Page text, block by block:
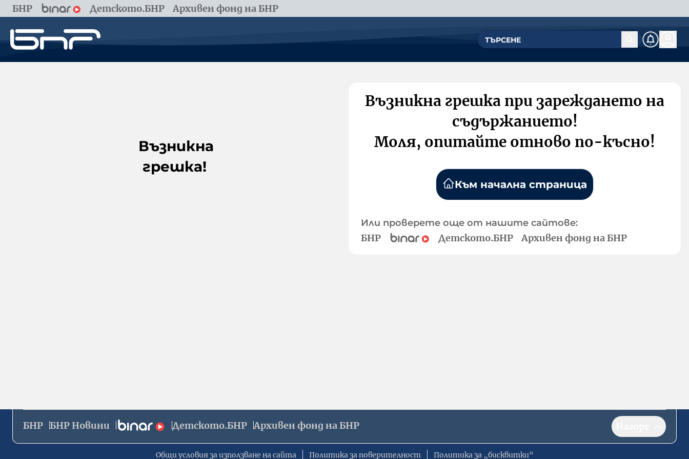
БНР Детското.БНР Архивен фонд на БНР
Възникна
грешка!
Възникна грешка при зареждането на
съдържанието!
Моля, опитайте отново по-късно!
Към начална страница
Или проверете още от нашите сайтове:
БНР Детското.БНР Архивен фонд на БНР
БНР БНР Новини Детското.БНР Архивен фонд на БНР
Общи условия за използване на сайта Политика за поверителност Политика за „бисквитки“